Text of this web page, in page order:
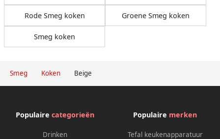
Smeg Koken Beige
Rode Smeg koken Groene Smeg koken
Smeg koken
Populaire categorieën
Drinken
Populaire merken
Tefal keukenapparatuur